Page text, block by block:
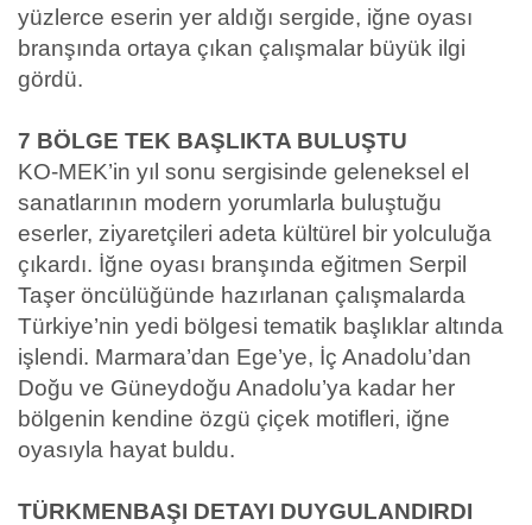
yüzlerce eserin yer aldığı sergide, iğne oyası
branşında ortaya çıkan çalışmalar büyük ilgi
gördü.
7 BÖLGE TEK BAŞLIKTA BULUŞTU
KO-MEK’in yıl sonu sergisinde geleneksel el
sanatlarının modern yorumlarla buluştuğu
eserler, ziyaretçileri adeta kültürel bir yolculuğa
çıkardı. İğne oyası branşında eğitmen Serpil
Taşer öncülüğünde hazırlanan çalışmalarda
Türkiye’nin yedi bölgesi tematik başlıklar altında
işlendi. Marmara’dan Ege’ye, İç Anadolu’dan
Doğu ve Güneydoğu Anadolu’ya kadar her
bölgenin kendine özgü çiçek motifleri, iğne
oyasıyla hayat buldu.
TÜRKMENBAŞI DETAYI DUYGULANDIRDI